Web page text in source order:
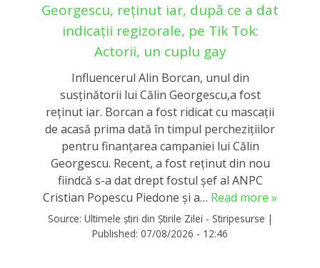
Georgescu, reținut iar, după ce a dat
indicații regizorale, pe Tik Tok:
Actorii, un cuplu gay
Influencerul Alin Borcan, unul din
susținătorii lui Călin Georgescu,a fost
reținut iar. Borcan a fost ridicat cu mascații
de acasă prima dată în timpul perchezițiilor
pentru finanțarea campaniei lui Călin
Georgescu. Recent, a fost reținut din nou
fiindcă s-a dat drept fostul șef al ANPC
Cristian Popescu Piedone și a… Read more »
Source: Ultimele știri din Știrile Zilei - Stiripesurse |
Published: 07/08/2026 - 12:46